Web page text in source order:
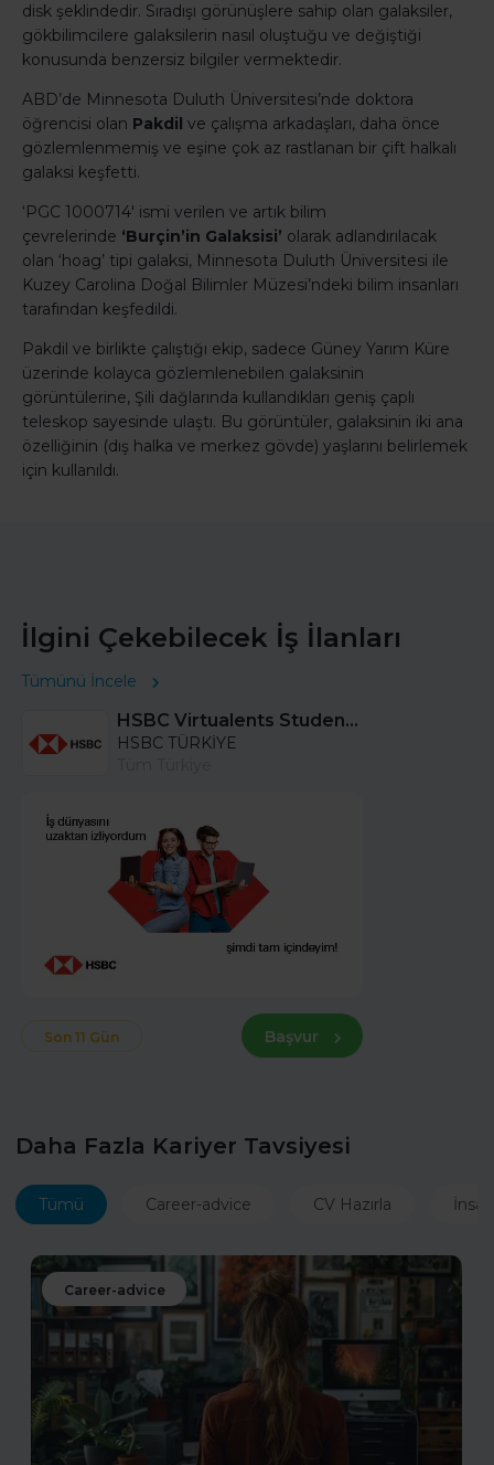
disk şeklindedir. Sıradışı görünüşlere sahip olan galaksiler,
gökbilimcilere galaksilerin nasıl oluştuğu ve değiştiği
konusunda benzersiz bilgiler vermektedir.
ABD’de Minnesota Duluth Üniversitesi’nde doktora
öğrencisi olan Pakdil ve çalışma arkadaşları, daha önce
gözlemlenmemiş ve eşine çok az rastlanan bir çift halkalı
galaksi keşfetti.
‘PGC 1000714′ ismi verilen ve artık bilim
çevrelerinde ‘Burçin’in Galaksisi’ olarak adlandırılacak
olan ‘hoag’ tipi galaksi, Minnesota Duluth Üniversitesi ile
Kuzey Carolina Doğal Bilimler Müzesi’ndeki bilim insanları
tarafından keşfedildi.
Pakdil ve birlikte çalıştığı ekip, sadece Güney Yarım Küre
üzerinde kolayca gözlemlenebilen galaksinin
görüntülerine, Şili dağlarında kullandıkları geniş çaplı
teleskop sayesinde ulaştı. Bu görüntüler, galaksinin iki ana
özelliğinin (dış halka ve merkez gövde) yaşlarını belirlemek
için kullanıldı.
İlgini Çekebilecek İş İlanları
Tümünü İncele
HSBC Virtualents Student Program bu sene de devam ediyor!
HSBC TÜRKİYE
Son 11 Gün Başvur
Daha Fazla Kariyer Tavsiyesi
Tümü Career-advice CV Hazırla
Career-advice